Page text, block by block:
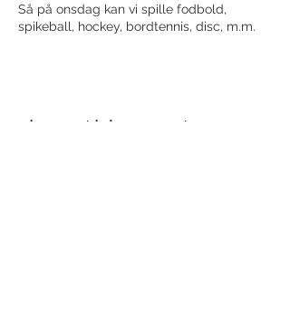
Så på onsdag kan vi spille fodbold,
spikeball, hockey, bordtennis, disc, m.m.
Share this event